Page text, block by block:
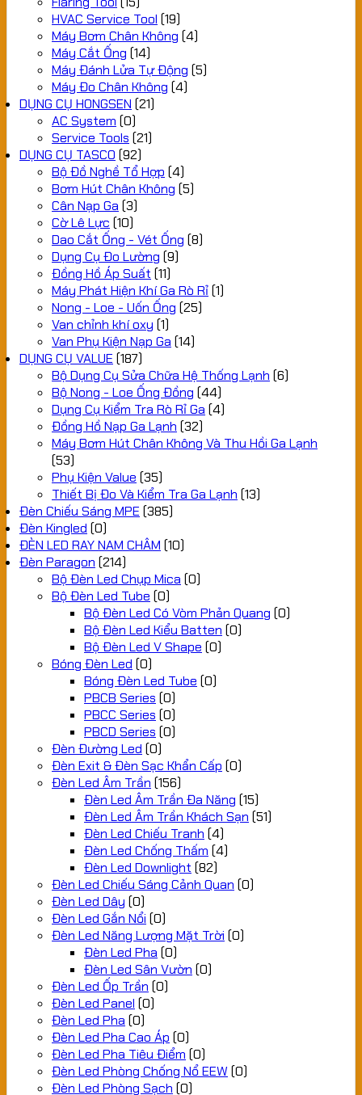
HVAC Service Tool (19)
Máy Bơm Chân Không (4)
Máy Cắt Ống (14)
Máy Đánh Lửa Tự Động (5)
Máy Đo Chân Không (4)
DỤNG CỤ HONGSEN (21)
AC System (0)
Service Tools (21)
DỤNG CỤ TASCO (92)
Bộ Đồ Nghề Tổ Hợp (4)
Bơm Hút Chân Không (5)
Cân Nạp Ga (3)
Cờ Lê Lực (10)
Dao Cắt Ống - Vét Ống (8)
Dụng Cụ Đo Lường (9)
Đồng Hồ Áp Suất (11)
Máy Phát Hiện Khí Ga Rò Rỉ(1)
Nong - Loe - Uốn Ống (25)
Van chỉnh khí oxy (1)
Van Phụ Kiện Nạp Ga (14)
DỤNG CỤ VALUE (187)
Bộ Dụng Cụ Sửa Chữa Hệ Thống Lạnh (6)
Bộ Nong - Loe Ống Đồng (44)
Dụng Cụ Kiểm Tra Rò Rỉ Ga (4)
Đồng Hồ Nạp Ga Lạnh (32)
Máy Bơm Hút Chân Không Và Thu Hồi Ga Lạnh
(53)
Phụ Kiện Value (35)
Thiết Bị Đo Và Kiểm Tra Ga Lạnh (13)
Đèn Chiếu Sáng MPE (385)
Đèn Kingled (0)
ĐÈN LED RAY NAM CHÂM (10)
Đèn Paragon (214)
Bộ Đèn Led Chụp Mica (0)
Bộ Đèn Led Tube (0)
Bộ Đèn Led Có Vòm Phản Quang (0)
Bộ Đèn Led Kiểu Batten (0)
Bộ Đèn Led V Shape (0)
Bóng Đèn Led (0)
Bóng Đèn Led Tube (0)
PBCB Series (0)
PBCC Series (0)
PBCD Series (0)
Đèn Đường Led (0)
Đèn Exit & Đèn Sạc Khẩn Cấp (0)
Đèn Led Âm Trần (156)
Đèn Led Âm Trần Đa Năng (15)
Đèn Led Âm Trần Khách Sạn (51)
Đèn Led Chiếu Tranh (4)
Đèn Led Chống Thấm (4)
Đèn Led Downlight (82)
Đèn Led Chiếu Sáng Cảnh Quan (0)
Đèn Led Dây (0)
Đèn Led Gắn Nổi (0)
Đèn Led Năng Lượng Mặt Trời (0)
Đèn Led Pha (0)
Đèn Led Sân Vườn (0)
Đèn Led Ốp Trần (0)
Đèn Led Panel (0)
Đèn Led Pha (0)
Đèn Led Pha Cao Áp (0)
Đèn Led Pha Tiêu Điểm (0)
Đèn Led Phòng Chống Nổ EEW (0)
Đèn Led Phòng Sạch (0)